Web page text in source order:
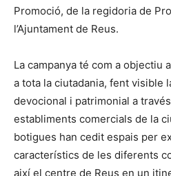
Promoció, de la regidoria de
l’Ajuntament de Reus.
La campanya té com a objectiu
a tota la ciutadania, fent visible
devocional i patrimonial a
establiments comercials de la
botigues han cedit espais per
característics de les diferents
així el centre de Reus en un